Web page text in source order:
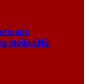
molte città